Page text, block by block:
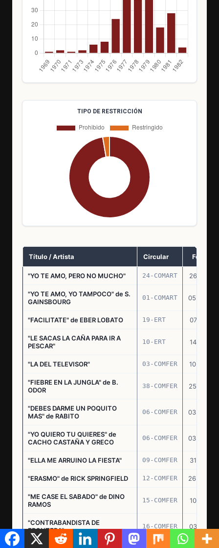
TIPO DE RESTRICCIÓN
Título / Artista Circular Fecha
"YO TE AMO, PERO NO MUCHO" 24-COMART 26.11.69
"YO TE AMO, YO TAMPOCO" de S.
GAINSBOURG
01-COMART 05.02.70
"FACILITATE" de EBER LOBATO 19-ERT 07.10.70
"LE SACAS LA CAÑA PARA IR A
PESCAR"
10-ERT 14.07.71
"LA DEL TELEVISOR" 03-COMFER 10.01.73
"FIEBRE EN LA JUNGLA" de B.
ODOR
38-COMFER 25.10.73
"DEBES DARME UN POQUITO
MAS" de RABITO
06-COMFER 03.05.74
"YO QUIERO TU QUIERES" de
CACHO CASTAÑA Y GRECO
06-COMFER 03.05.74
"ELLA ME ARRUINO LA FIESTA" 09-COMFER 31.07.74
"ERASMO" de RICK SPRINGFIELD 12-COMFER 26.09.74
"ME CASE EL SABADO" de DINO
RAMOS
15-COMFER 10.10.74
"CONTRABANDISTA DE
FRONTERA"
16-COMFER 03.12.74